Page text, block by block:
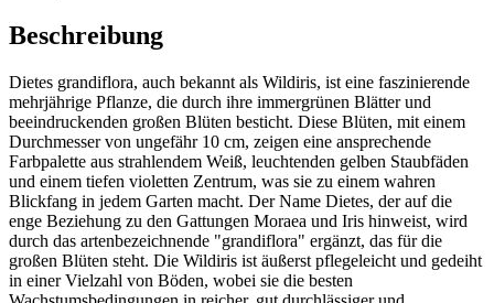
Beschreibung
Dietes grandiflora, auch bekannt als Wildiris, ist eine faszinierende
mehrjährige Pflanze, die durch ihre immergrünen Blätter und
beeindruckenden großen Blüten besticht. Diese Blüten, mit einem
Durchmesser von ungefähr 10 cm, zeigen eine ansprechende
Farbpalette aus strahlendem Weiß, leuchtenden gelben Staubfäden
und einem tiefen violetten Zentrum, was sie zu einem wahren
Blickfang in jedem Garten macht. Der Name Dietes, der auf die
enge Beziehung zu den Gattungen Moraea und Iris hinweist, wird
durch das artenbezeichnende "grandiflora" ergänzt, das für die
großen Blüten steht. Die Wildiris ist äußerst pflegeleicht und gedeiht
in einer Vielzahl von Böden, wobei sie die besten